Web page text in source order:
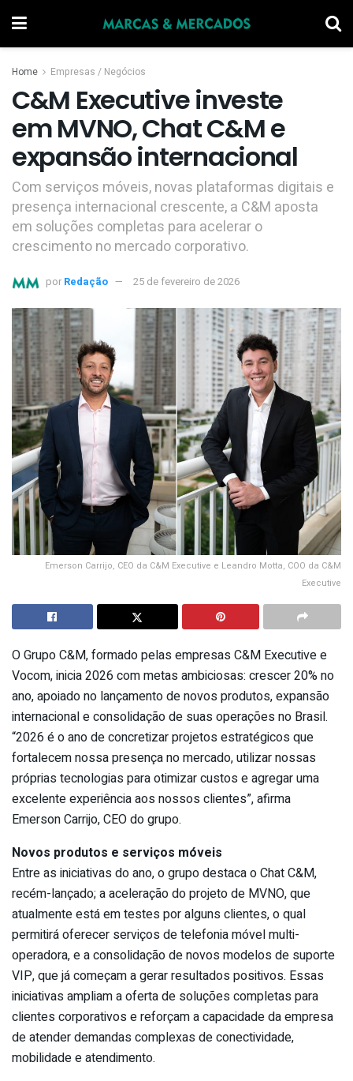
Home Empresas / Negócios
C&M Executive investe
em MVNO, Chat C&M e
expansão internacional
Com serviços móveis, novas plataformas digitais e
presença internacional crescente, a C&M aposta
em soluções completas para acelerar o
crescimento no mercado corporativo.
por Redação 25 de fevereiro de 2026
Emerson Carrijo, CEO da C&M Executive e Leandro Motta, COO da C&M
Executive
O Grupo C&M, formado pelas empresas C&M Executive e
Vocom, inicia 2026 com metas ambiciosas: crescer 20% no
ano, apoiado no lançamento de novos produtos, expansão
internacional e consolidação de suas operações no Brasil.
“2026 é o ano de concretizar projetos estratégicos que
fortalecem nossa presença no mercado, utilizar nossas
próprias tecnologias para otimizar custos e agregar uma
excelente experiência aos nossos clientes”, afirma
Emerson Carrijo, CEO do grupo.
Novos produtos e serviços móveis
Entre as iniciativas do ano, o grupo destaca o Chat C&M,
recém-lançado; a aceleração do projeto de MVNO, que
atualmente está em testes por alguns clientes, o qual
permitirá oferecer serviços de telefonia móvel multi-
operadora, e a consolidação de novos modelos de suporte
VIP, que já começam a gerar resultados positivos. Essas
iniciativas ampliam a oferta de soluções completas para
clientes corporativos e reforçam a capacidade da empresa
de atender demandas complexas de conectividade,
mobilidade e atendimento.